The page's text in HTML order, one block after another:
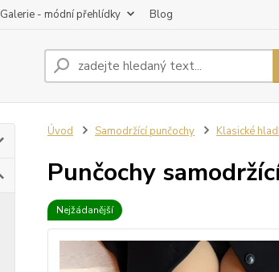
Galerie - módní přehlídky Blog
Úvod Samodržící punčochy Klasické
Punčochy
Nejžádanější